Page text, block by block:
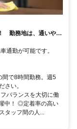
勤務地は、通いやす
車通勤が可能です。
間で8時間勤務。週5
さい。
バランスを大切に働
中！ ◎定着率の高い
タッフ間の人...